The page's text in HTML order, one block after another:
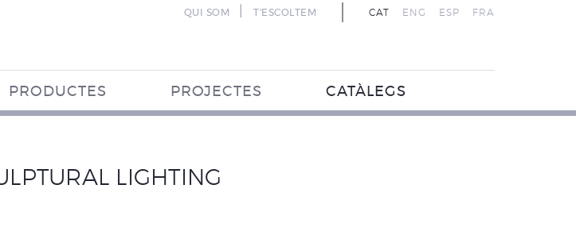
CAT ENG ESP FRA
QUI SOM T'ESCOLTEM
PRODUCTES PROJECTES CATÀLEGS
LIGHTING